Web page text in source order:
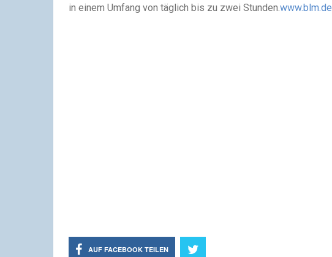
in einem Umfang von täglich bis zu zwei Stunden.www.blm.de
AUF FACEBOOK TEILEN